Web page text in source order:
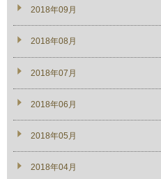
2018年09月
2018年08月
2018年07月
2018年06月
2018年05月
2018年04月